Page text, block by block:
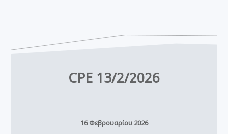
CPE 13/2/2026
16 Φεβρουαρίου 2026